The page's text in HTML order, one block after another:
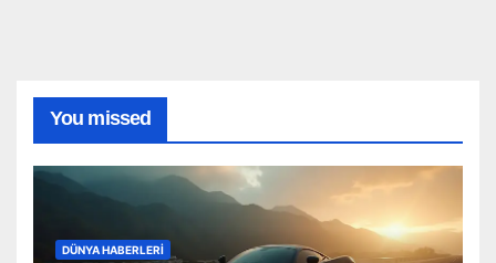
You missed
DÜNYA HABERLERI